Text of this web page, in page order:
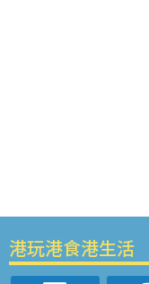
港玩港食港生活